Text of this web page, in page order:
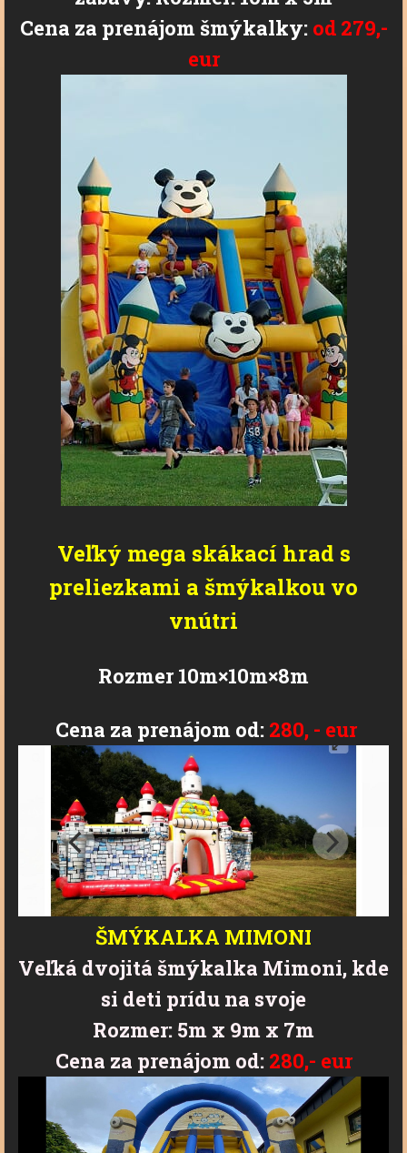
Cena za prenájom šmýkalky: od 279,-
eur
Veľký mega skákací hrad s
preliezkami a šmýkalkou vo
vnútri
Rozmer 10m×10m×8m
Cena za prenájom od: 280, - eur
ŠMÝKALKA MIMONI
Veľká dvojitá šmýkalka Mimoni, kde
si deti prídu na svoje
Rozmer: 5m x 9m x 7m
Cena za prenájom od: 280,- eur